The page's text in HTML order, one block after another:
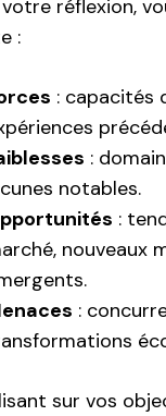
réflexion,
:
: capacités
:
notables.
:
nouveaux
:
sur vos